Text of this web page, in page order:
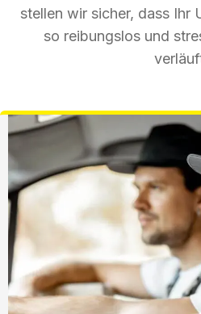
stellen wir sicher, dass Ihr
so reibungslos und